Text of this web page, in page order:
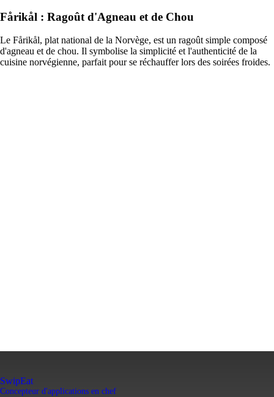
Fårikål : Ragoût d'Agneau et de Chou
Le Fårikål, plat national de la Norvège, est un ragoût simple composé
d'agneau et de chou. Il symbolise la simplicité et l'authenticité de la
cuisine norvégienne, parfait pour se réchauffer lors des soirées froides.
SwipEat
Concepteur d'applications en chef